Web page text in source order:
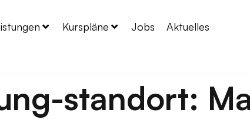
Kurspläne Jobs Aktuelles
standort: